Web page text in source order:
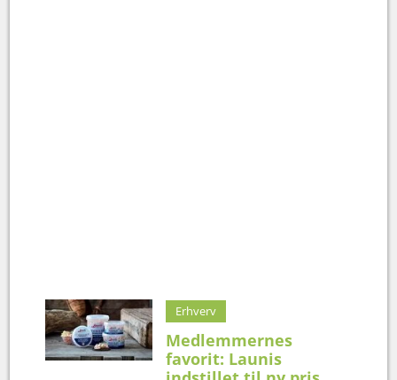
Erhverv
Medlemmernes
favorit: Launis